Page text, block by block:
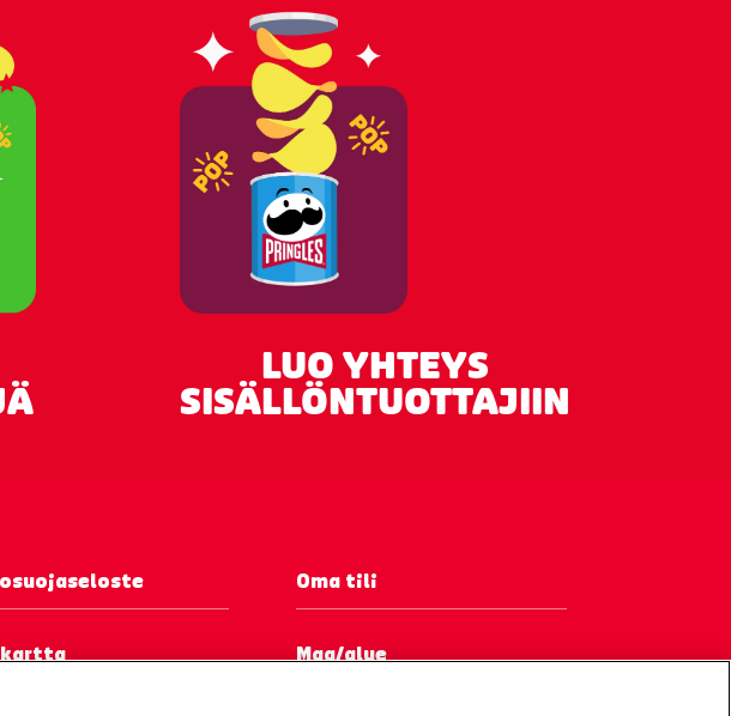
LUO YHTEYS
SISÄLLÖNTUOTTAJIIN
Oma tili
Maa/alue